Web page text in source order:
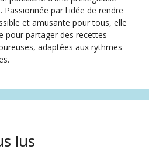
Passionnée par l'idée de rendre
et amusante pour tous, elle
pour partager des recettes
adaptées aux rythmes
lus